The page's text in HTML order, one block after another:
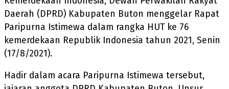
Daerah (DPRD) Kabupaten Buton menggelar Rapat
Paripurna Istimewa dalam rangka HUT ke 76
kemerdekaan Republik Indonesia tahun 2021, Senin
(17/8/2021).
Hadir dalam acara Paripurna Istimewa tersebut,